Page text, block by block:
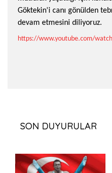
Göktekin'i canı gönülden
devam etmesini diliyoruz.
https://www.youtube.com/
SON DUYURULAR